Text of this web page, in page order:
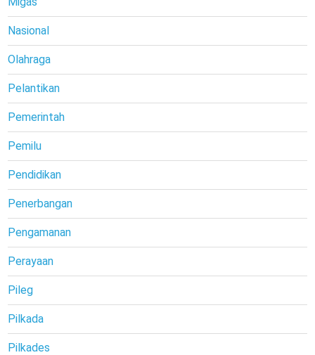
Nasional
Olahraga
Pelantikan
Pemerintah
Pemilu
Pendidikan
Penerbangan
Pengamanan
Perayaan
Pileg
Pilkada
Pilkades